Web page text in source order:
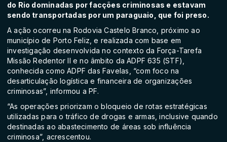
do Rio dominadas por facções criminosas e estavam
sendo transportadas por um paraguaio, que foi preso.
A ação ocorreu na Rodovia Castelo Branco, próximo ao
município de Porto Feliz, e realizada com base em
investigação desenvolvida no contexto da Força-Tarefa
Missão Redentor II e no âmbito da ADPF 635 (STF),
conhecida como ADPF das Favelas, “com foco na
desarticulação logística e financeira de organizações
criminosas”, informou a PF.
“As operações priorizam o bloqueio de rotas estratégicas
utilizadas para o tráfico de drogas e armas, inclusive quando
destinadas ao abastecimento de áreas sob influência
criminosa”, acrescentou.